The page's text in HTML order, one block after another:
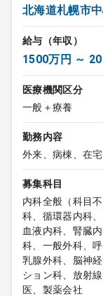
北海道札幌市
給与（年収）
1500万円 ～
医療機関区分
一般＋療養
勤務内容
外来、病棟、在宅
募集科目
内科全般（科目
科、循環器内科
血液内科、腎臓
科、一般外科、
乳腺外科、脳神
ション科、放射
医、製薬会社